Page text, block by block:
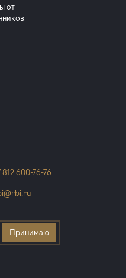
Принимаю
от
812 600-76-76